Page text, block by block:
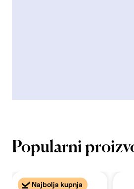
Popularni
Najbolja kupnja